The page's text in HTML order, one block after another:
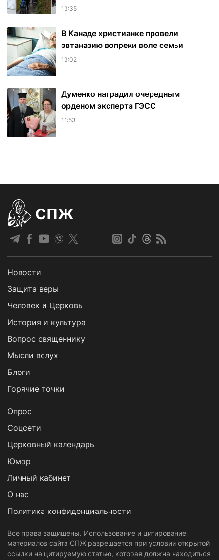
13:35
В Канаде христианке провели
эвтаназию вопреки воле семьи
13:02
Думенко наградил очередным
орденом эксперта ГЭСС
11:53
СПЖ
Новости
Защита веры
Человек и Церковь
История и культура
Вопрос священнику
Мысли вслух
Блоги
Горячие точки
Опрос
Cоцсети
Церковный календарь
Юмор
Личный кабинет
О нас
Политика конфиденциальности
Все права защищены. Использование и цитирование
материалов сайта СПЖ разрешается при условии открытой
ссылки на цитируемую статью, которая должна находиться